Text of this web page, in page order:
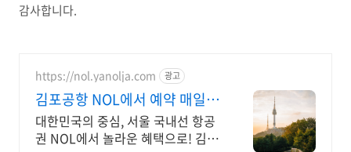
감사합니다.
https://nol.yanolja.com 광고
김포공항 NOL에서 예약 매일
NOL DRAW 추첨!
대한민국의 중심, 서울 국내선 항공
권 NOL에서 놀라운 혜택으로! 김포